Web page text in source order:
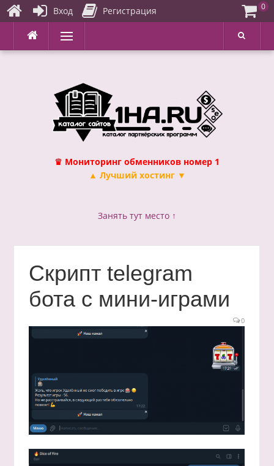
Перейти
содержимому
Меню
♛ Мониторинг обменников номер 1
▲ Лучший хостинг ▼
Занять тут место ↑
Скрипт telegram
бота с мини-играми
0
Вход Регистрация 0